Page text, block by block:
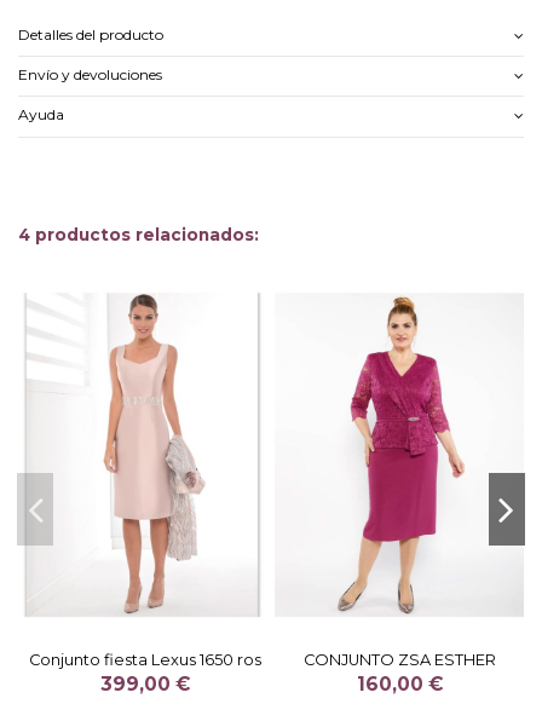
Detalles del producto
Envío y devoluciones
Ayuda
4 productos relacionados:
Conjunto fiesta Lexus 1650 ros
399,00 €
CONJUNTO ZSA ESTHER
160,00 €